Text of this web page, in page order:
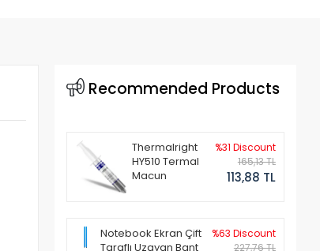
Recommended Products
Thermalright
HY510 Termal
Macun
%31 Discount
165,13 TL
113,88 TL
Notebook Ekran Çift
Taraflı Uzayan Bant
%63 Discount
227,76 TL